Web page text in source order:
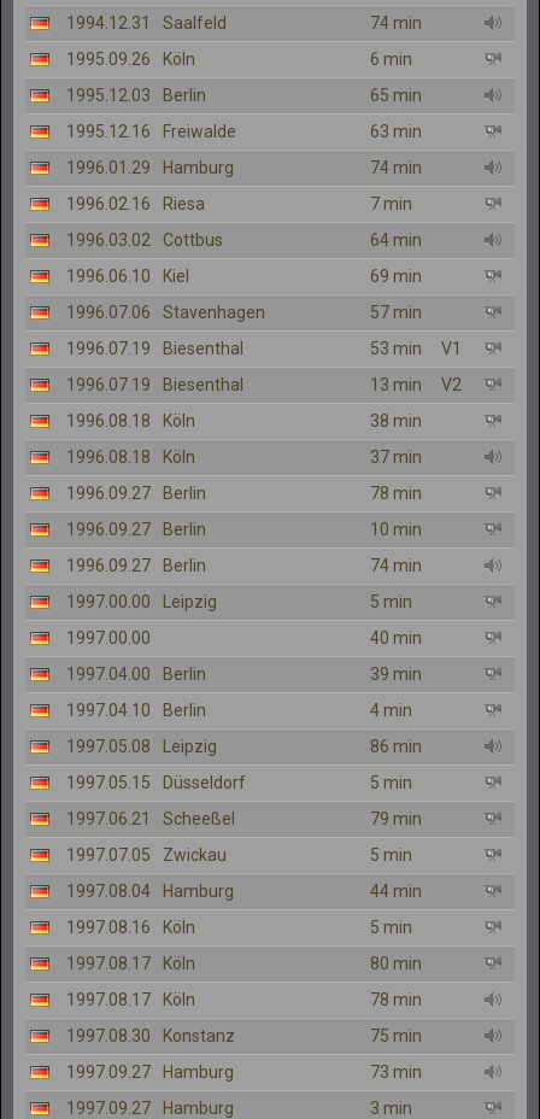
1994.12.31
Saalfeld
74 min
1995.09.26
Köln
6 min
1995.12.03
Berlin
65 min
1995.12.16
Freiwalde
63 min
1996.01.29
Hamburg
74 min
1996.02.16
Riesa
7 min
1996.03.02
Cottbus
64 min
1996.06.10
Kiel
69 min
1996.07.06
Stavenhagen
57 min
1996.07.19
Biesenthal 53 min
V1
1996.07.19
Biesenthal 13 min
V2
1996.08.18
Köln
38 min
1996.08.18
Köln
37 min
1996.09.27
Berlin
78 min
1996.09.27
Berlin
10 min
1996.09.27
Berlin
74 min
1997.00.00
Leipzig
5 min
1997.00.00
40 min
1997.04.00
Berlin
39 min
1997.04.10
Berlin
4 min
1997.05.08
Leipzig
86 min
1997.05.15
Düsseldorf
5 min
1997.06.21
Scheeßel
79 min
1997.07.05
Zwickau
5 min
1997.08.04
Hamburg
44 min
1997.08.16
Köln
5 min
1997.08.17
Köln
80 min
1997.08.17
Köln
78 min
1997.08.30
Konstanz
75 min
1997.09.27
Hamburg
73 min
1997.09.27
Hamburg
3 min